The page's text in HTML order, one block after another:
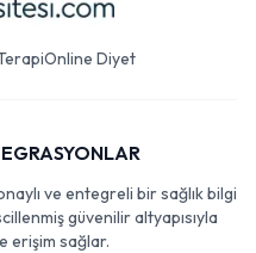
Online Diyet
ve entegreli bir sağlık bilgi
güvenilir altyapısıyla
erişim sağlar.